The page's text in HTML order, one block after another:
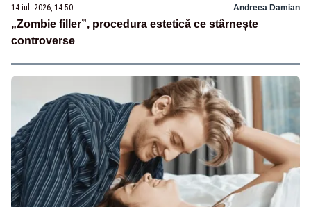
14 iul. 2026, 14:50 Andreea Damian
„Zombie filler”, procedura estetică ce stârnește
controverse